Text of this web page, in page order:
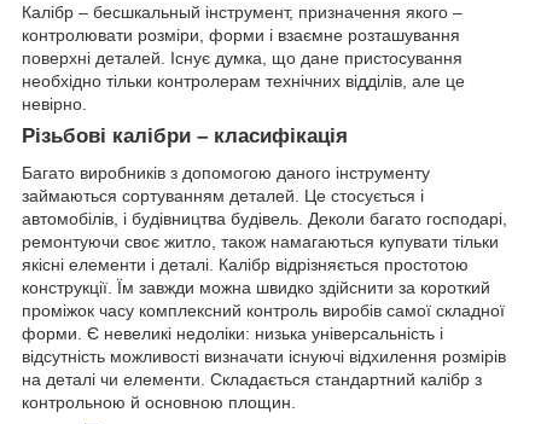
Калібр – бесшкальный інструмент, призначення якого –
контролювати розміри, форми і взаємне розташування
поверхні деталей. Існує думка, що дане пристосування
необхідно тільки контролерам технічних відділів, але це
невірно.
Різьбові калібри – класифікація
Багато виробників з допомогою даного інструменту
займаються сортуванням деталей. Це стосується і
автомобілів, і будівництва будівель. Деколи багато господарі,
ремонтуючи своє житло, також намагаються купувати тільки
якісні елементи і деталі. Калібр відрізняється простотою
конструкції. Їм завжди можна швидко здійснити за короткий
проміжок часу комплексний контроль виробів самої складної
форми. Є невеликі недоліки: низька універсальність і
відсутність можливості визначати існуючі відхилення розмірів
на деталі чи елементи. Складається стандартний калібр з
контрольною й основною площин.